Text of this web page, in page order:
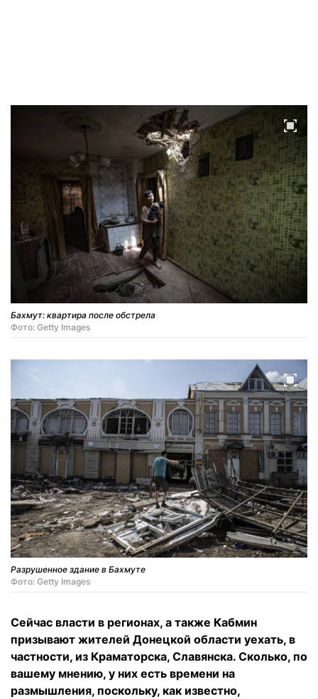
Бахмут: квартира после обстрела
Фото: Getty Images
Разрушенное здание в Бахмуте
Фото: Getty Images
Сейчас власти в регионах, а также Кабмин
призывают жителей Донецкой области уехать, в
частности, из Краматорска, Славянска. Сколько, по
вашему мнению, у них есть времени на
размышления, поскольку, как известно,